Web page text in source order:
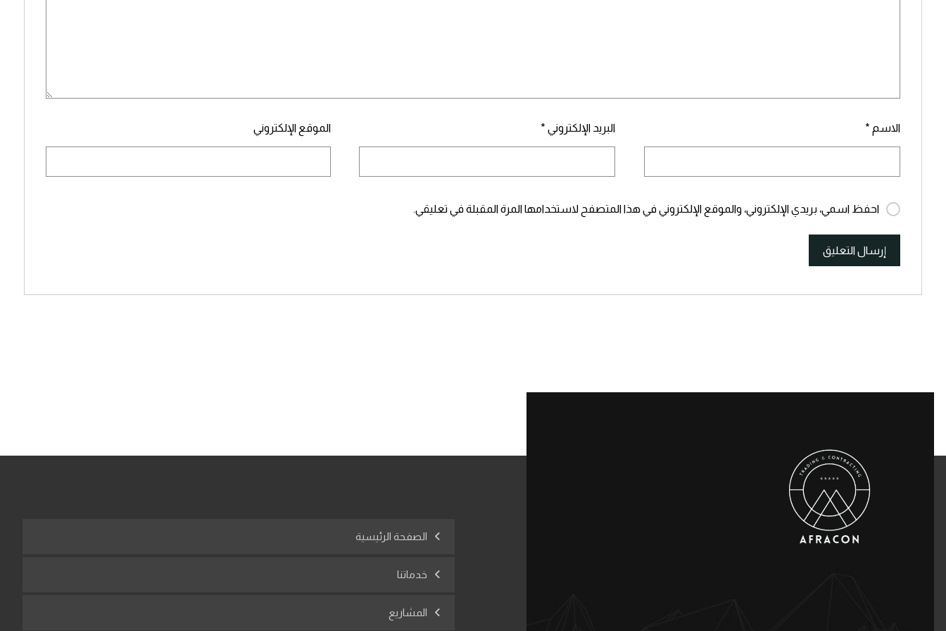
الاسم * البريد الإلكتروني * الموقع الإلكتروني
احفظ اسمي، بريدي الإلكتروني، والموقع الإلكتروني في هذا المتصفح لاستخدامها المرة المقبلة في تعليقي.
الصفحة الرئيسية
خدماتنا
المشاريع